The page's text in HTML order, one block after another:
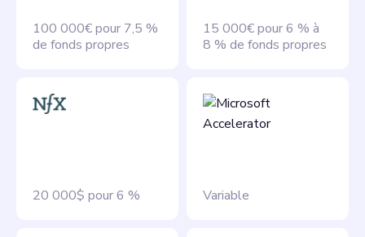
100 000€ pour 7,5 %
de fonds propres
15 000€ pour 6 % à
8 % de fonds propres
20 000$ pour 6 % Variable